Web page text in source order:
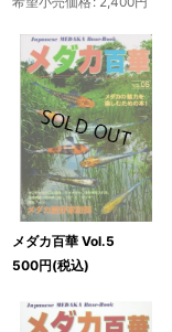
メダカ百華 Vol.5
500円(税込)